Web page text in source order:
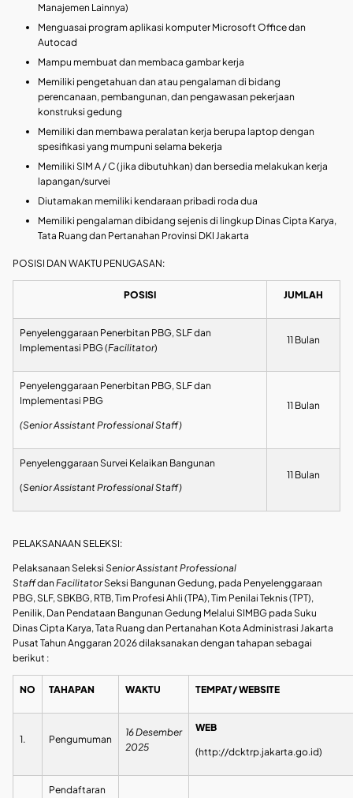
Manajemen Lainnya)
Menguasai program aplikasi komputer Microsoft Office dan
Autocad
Mampu membuat dan membaca gambar kerja
Memiliki pengetahuan dan atau pengalaman di bidang
perencanaan, pembangunan, dan pengawasan pekerjaan
konstruksi gedung
Memiliki dan membawa peralatan kerja berupa laptop dengan
spesifikasi yang mumpuni selama bekerja
Memiliki SIM A / C (jika dibutuhkan) dan bersedia melakukan kerja
lapangan/survei
Diutamakan memiliki kendaraan pribadi roda dua
Memiliki pengalaman dibidang sejenis di lingkup Dinas Cipta Karya,
Tata Ruang dan Pertanahan Provinsi DKI Jakarta
POSISI DAN WAKTU PENUGASAN:
POSISI JUMLAH
Penyelenggaraan Penerbitan PBG, SLF dan
Implementasi PBG (Facilitator)
11 Bulan
Penyelenggaraan Penerbitan PBG, SLF dan
Implementasi PBG
(Senior Assistant Professional Staff)
11 Bulan
Penyelenggaraan Survei Kelaikan Bangunan
(Senior Assistant Professional Staff)
11 Bulan
PELAKSANAAN SELEKSI:
Pelaksanaan Seleksi Senior Assistant Professional
Staffdan FacilitatorSeksi Bangunan Gedung, pada Penyelenggaraan
PBG, SLF, SBKBG, RTB, Tim Profesi Ahli (TPA), Tim Penilai Teknis (TPT),
Penilik, Dan Pendataan Bangunan Gedung Melalui SIMBG pada Suku
Dinas Cipta Karya, Tata Ruang dan Pertanahan Kota Administrasi Jakarta
Pusat Tahun Anggaran 2026 dilaksanakan dengan tahapan sebagai
berikut :
NO TAHAPAN WAKTU TEMPAT/ WEBSITE
1. Pengumuman
16 Desember
2025
WEB
(http://dcktrp.jakarta.go.id)
Pendaftaran